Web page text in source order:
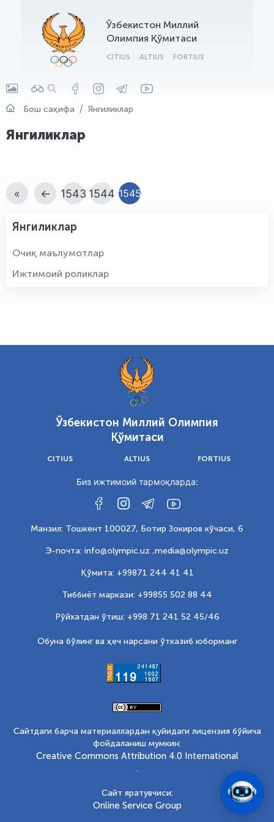
Ўзбекистон Миллий
Олимпия Қўмитаси
CITIUS ALTIUS FORTIUS
Бош саҳифа Янгиликлар
Янгиликлар
« ← 1543 1544 1545
Янгиликлар
Очиқ маълумотлар
Ижтимоий роликлар
Ўзбекистон Миллий Олимпия
Қўмитаси
CITIUS ALTIUS FORTIUS
Биз ижтимоий тармоқларда:
Манзил: Тошкент 100027, Ботир Зокиров кўчаси, 6
Э-почта: info@olympic.uz ,media@olympic.uz
Қўмита: +99871 244 41 41
Тиббиёт маркази: +99855 502 88 44
Рўйхатдан ўтиш: +998 71 241 52 45/46
Обуна бўлинг ва ҳеч нарсани ўтказиб юборманг
Сайтдаги барча материаллардан қуйидаги лицензия бўйича
фойдаланиш мумкин:
Creative Commons Attribution 4.0 International
.
Сайт яратувчиси:
Online Service Group
OLYMPCHIK AI - yordamchi
Онлайн · olympic.uz